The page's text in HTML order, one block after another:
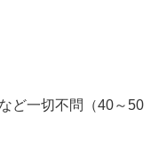
店も落ち着いているの
ど一切不問（40～50